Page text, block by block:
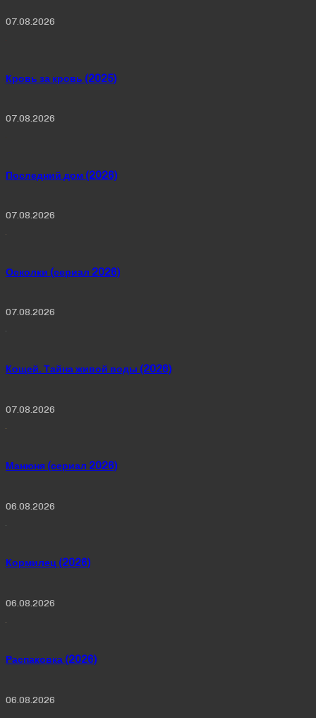
07.08.2026
Кровь за кровь (2025)
07.08.2026
Последний дом (2026)
07.08.2026
Осколки (сериал 2026)
07.08.2026
Кощей. Тайна живой воды (2026)
07.08.2026
Манюня (сериал 2026)
06.08.2026
Кормилец (2026)
06.08.2026
Распаковка (2026)
06.08.2026